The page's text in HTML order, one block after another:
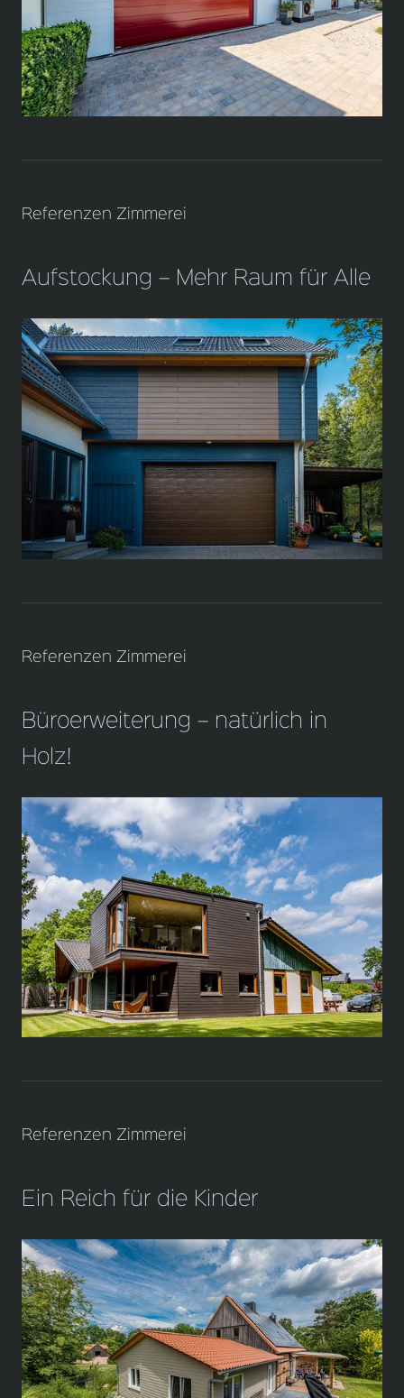
Referenzen Zimmerei
Aufstockung – Mehr Raum für Alle
Referenzen Zimmerei
Büroerweiterung – natürlich in
Holz!
Referenzen Zimmerei
Ein Reich für die Kinder